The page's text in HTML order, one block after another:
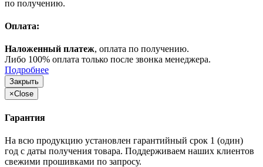
по получению.
Оплата:
Наложенный платеж, оплата по получению.
Либо 100% оплата только после звонка менеджера.
Подробнее
Закрыть
×Close
Гарантия
На всю продукцию установлен гарантийный срок 1 (один)
год с даты получения товара. Поддерживаем наших клиентов
свежими прошивками по запросу.